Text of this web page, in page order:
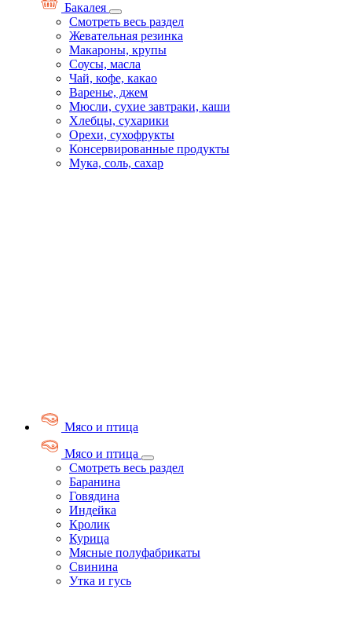
Бакалея
Смотреть весь раздел
Жевательная резинка
Макароны, крупы
Соусы, масла
Чай, кофе, какао
Варенье, джем
Мюсли, сухие завтраки, каши
Хлебцы, сухарики
Орехи, сухофрукты
Консервированные продукты
Мука, соль, сахар
Мясо и птица
Мясо и птица
Смотреть весь раздел
Баранина
Говядина
Индейка
Кролик
Курица
Мясные полуфабрикаты
Свинина
Утка и гусь